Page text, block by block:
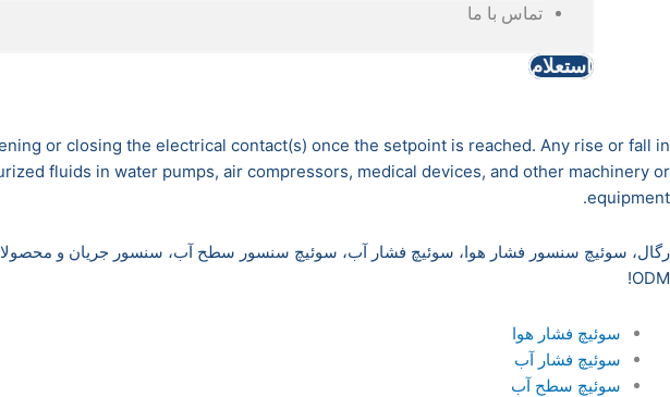
تماس با ما
استعلام
or closing the electrical contact(s) once the setpoint is reached. Any rise or fall in
fluids in water pumps, air compressors, medical devices, and other machinery or
equipment.
ODM!
سوئیچ فشار هوا
سوئیچ فشار آب
سوئیچ سطح آب